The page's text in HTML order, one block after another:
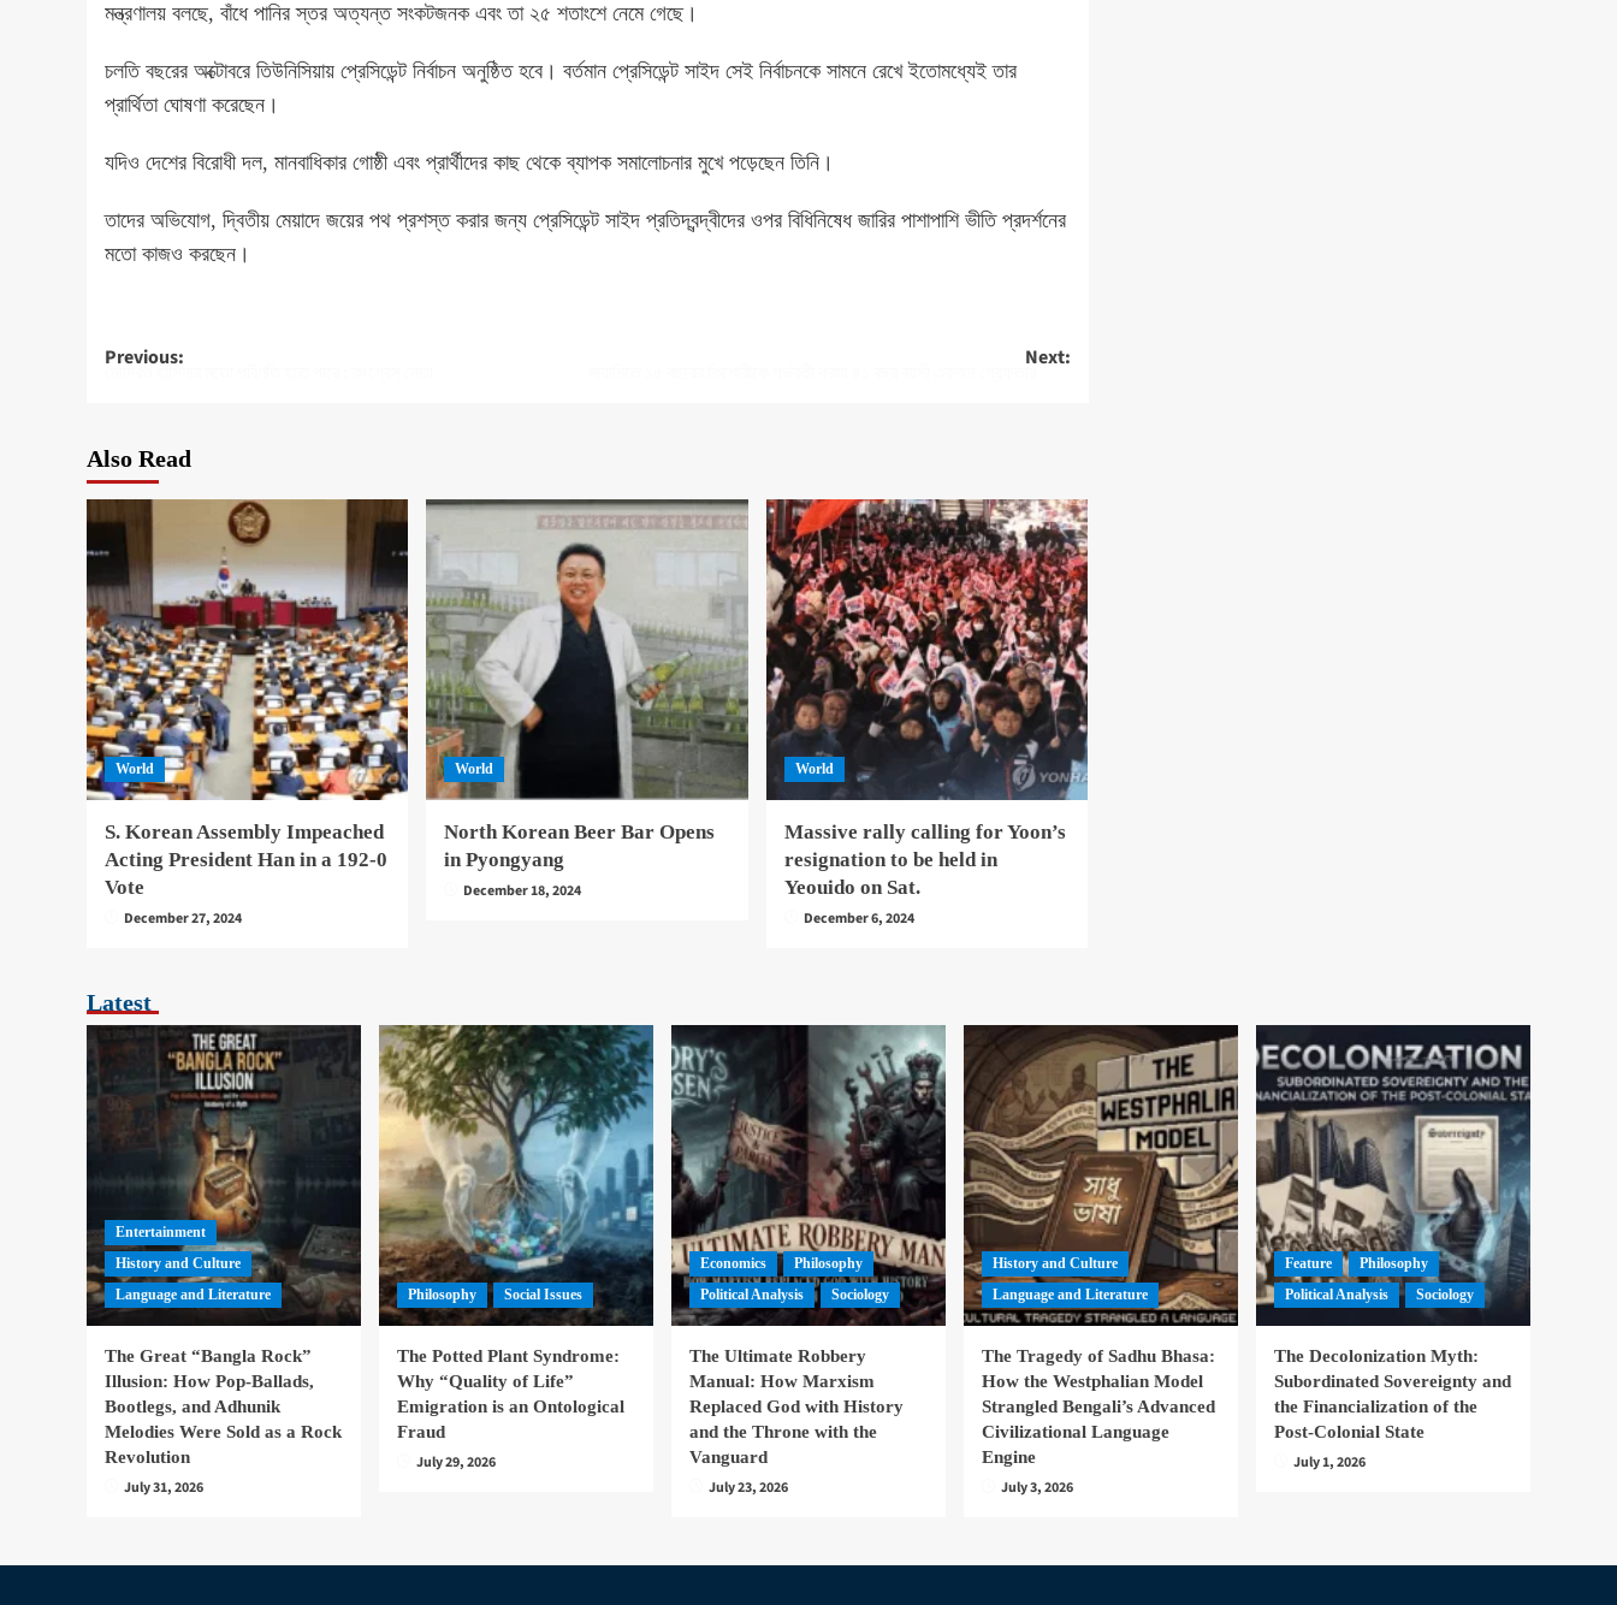
মন্ত্রণালয় বলছে, বাঁধে পানির স্তর অত্যন্ত সংকটজনক এবং তা ২৫ শতাংশে নেমে গেছে।
চলতি বছরের অক্টোবরে তিউনিসিয়ায় প্রেসিডেন্ট নির্বাচন অনুষ্ঠিত হবে। বর্তমান প্রেসিডেন্ট সাইদ সেই নির্বাচনকে সামনে রেখে ইতোমধ্যেই তার
প্রার্থিতা ঘোষণা করেছেন।
যদিও দেশের বিরোধী দল, মানবাধিকার গোষ্ঠী এবং প্রার্থীদের কাছ থেকে ব্যাপক সমালোচনার মুখে পড়েছেন তিনি।
তাদের অভিযোগ, দ্বিতীয় মেয়াদে জয়ের পথ প্রশস্ত করার জন্য প্রেসিডেন্ট সাইদ প্রতিদ্বন্দ্বীদের ওপর বিধিনিষেধ জারির পাশাপাশি ভীতি প্রদর্শনের
মতো কাজও করছেন।
Post
Previous:
মোদিরও হাসিনার মতো পরিণতি হতে পারে : কংগ্রেস নেতা
Next:
Also Read
World
S. Korean Assembly Impeached
Acting President Han in a 192-0
Vote
December 27, 2024
World
North Korean Beer Bar Opens
in Pyongyang
December 18, 2024
World
Massive rally calling for Yoon’s
resignation to be held in
Yeouido on Sat.
December 6, 2024
Latest
Entertainment
History and Culture
Language and Literature
The Great “Bangla Rock”
Illusion: How Pop-Ballads,
Bootlegs, and Adhunik
Melodies Were Sold as a Rock
Revolution
July 31, 2026
Philosophy Social Issues
The Potted Plant Syndrome:
Why “Quality of Life”
Emigration is an Ontological
Fraud
July 29, 2026
Economics
Philosophy
Political Analysis
Sociology
The Ultimate Robbery
Manual: How Marxism
Replaced God with History
and the Throne with the
Vanguard
July 23, 2026
History and Culture
Language and Literature
The Tragedy of Sadhu Bhasa:
How the Westphalian Model
Strangled Bengali’s Advanced
Civilizational Language
Engine
July 3, 2026
Feature
Philosophy
Political Analysis
Sociology
The Decolonization Myth:
Subordinated Sovereignty and
the Financialization of the
Post-Colonial State
July 1, 2026